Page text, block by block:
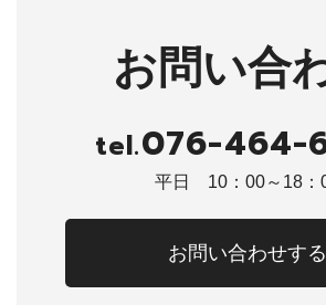
お問い合
tel.076-464-
平日 10：00～18：
お問い合わせする